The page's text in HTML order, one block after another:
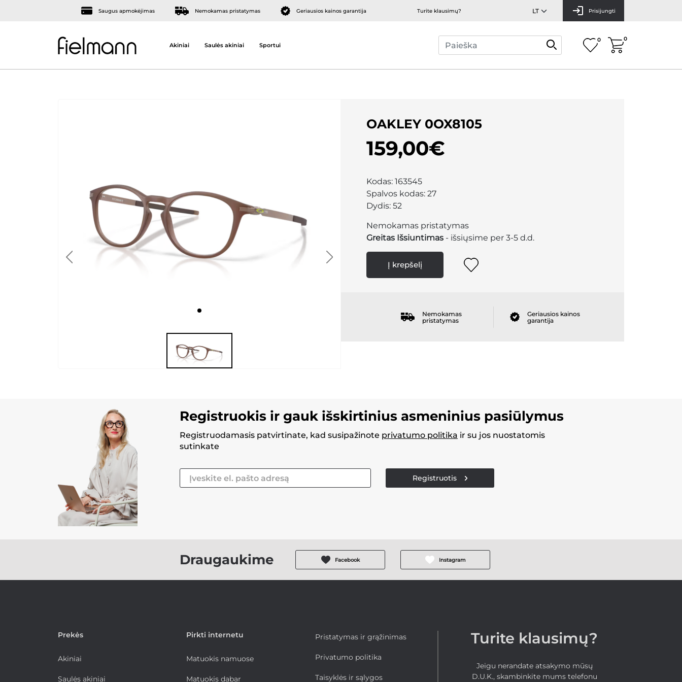
Saugus apmokėjimas Nemokamas pristatymas Geriausios kainos garantija Turite klausimų? Prisijungti
Akiniai Saulės akiniai Sportui
0 0
OAKLEY 0OX8105
159,00€
Kodas: 163545
Spalvos kodas: 27
Dydis: 52
Nemokamas pristatymas
Greitas Išsiuntimas - išsiųsime per 3-5 d.d.
Į krepšelį
Nemokamas
pristatymas
Geriausios kainos
garantija
Registruokis ir gauk išskirtinius asmeninius pasiūlymus
Registruodamasis patvirtinate, kad susipažinote privatumo politika ir su jos nuostatomis
sutinkate
Registruotis
Draugaukime Facebook Instagram
Prekės
Akiniai
Saulės akiniai
Pirkti internetu
Matuokis namuose
Matuokis dabar
Pristatymas ir grąžinimas
Privatumo politika
Taisyklės ir sąlygos
Turite klausimų?
Jeigu nerandate atsakymo mūsų
D.U.K., skambinkite mums telefonu